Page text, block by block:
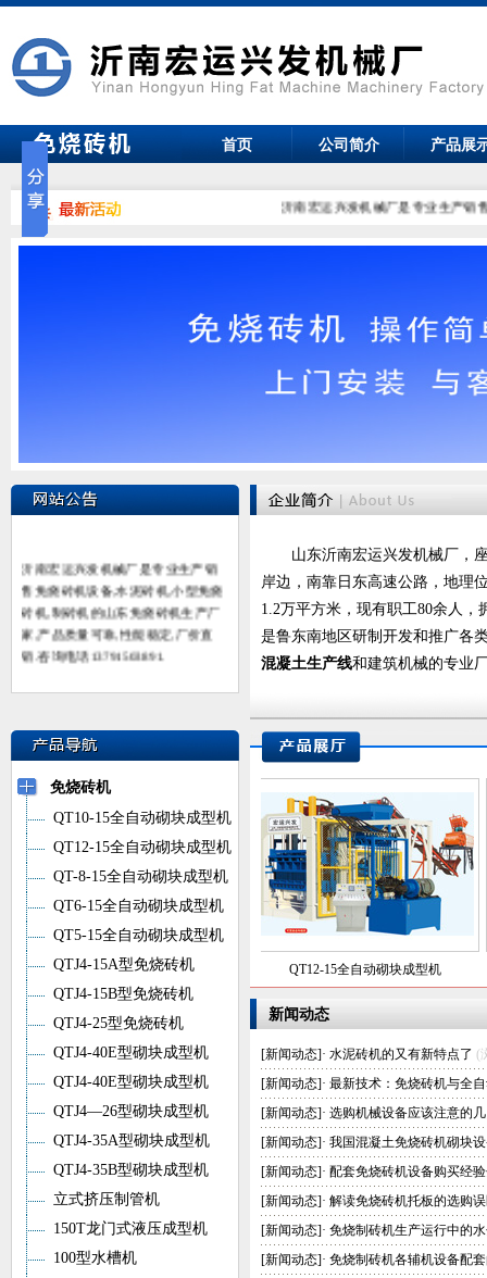
首页 公司简介 产品展
沂南宏运兴发机械厂是专业生产销售免
沂南宏运兴发机械厂是专业生产销
售免烧砖机设备,水泥砖机,小型免烧
砖机,制砖机的山东免烧砖机生产厂
家,产品质量可靠,性能稳定,厂价直
销.咨询电话13791503891.
山东沂南宏运兴发机械厂，座
岸边，南靠日东高速公路，地理
1.2万平方米，现有职工80余人
是鲁东南地区研制开发和推广各
混凝土生产线和建筑机械的专业
免烧砖机
QT10-15全自动砌块成型机
QT12-15全自动砌块成型机
QT-8-15全自动砌块成型机
QT6-15全自动砌块成型机
QT5-15全自动砌块成型机
QTJ4-15A型免烧砖机
QTJ4-15B型免烧砖机
QTJ4-25型免烧砖机
QTJ4-40E型砌块成型机
QTJ4-40E型砌块成型机
QTJ4—26型砌块成型机
QTJ4-35A型砌块成型机
QTJ4-35B型砌块成型机
立式挤压制管机
150T龙门式液压成型机
100型水槽机
QT10-15全自动砌块成型机 QT12-15全自动砌块成型机
新闻动态
[新闻动态]· 水泥砖机的又有新特点了 (
[新闻动态]· 最新技术：免烧砖机与全
[新闻动态]· 选购机械设备应该注意的
[新闻动态]· 我国混凝土免烧砖机砌块
[新闻动态]· 配套免烧砖机设备购买经
[新闻动态]· 解读免烧砖机托板的选购
[新闻动态]· 免烧制砖机生产运行中的
[新闻动态]· 免烧制砖机各辅机设备配